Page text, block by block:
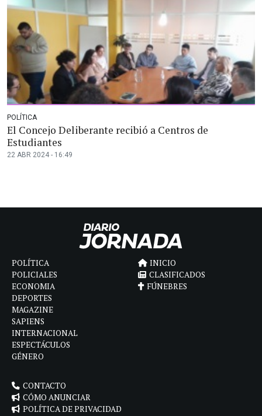
POLÍTICA
El Concejo Deliberante recibió a Centros de
Estudiantes
22 ABR 2024 - 16:49
POLÍTICA
POLICIALES
ECONOMIA
DEPORTES
MAGAZINE
SAPIENS
INTERNACIONAL
ESPECTÁCULOS
GÉNERO
INICIO
CLASIFICADOS
FÚNEBRES
CONTACTO
CÓMO ANUNCIAR
POLÍTICA DE PRIVACIDAD